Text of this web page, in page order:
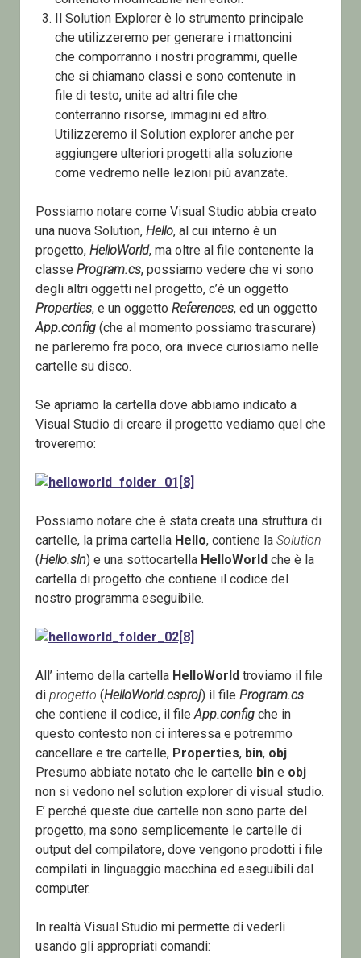
Il Solution Explorer è lo strumento principale
che utilizzeremo per generare i mattoncini
che comporranno i nostri programmi, quelle
che si chiamano classi e sono contenute in
file di testo, unite ad altri file che
conterranno risorse, immagini ed altro.
Utilizzeremo il Solution explorer anche per
aggiungere ulteriori progetti alla soluzione
come vedremo nelle lezioni più avanzate.
Possiamo notare come Visual Studio abbia creato
una nuova Solution, Hello, al cui interno è un
progetto, HelloWorld, ma oltre al file contenente la
classe Program.cs, possiamo vedere che vi sono
degli altri oggetti nel progetto, c’è un oggetto
Properties, e un oggetto References, ed un oggetto
App.config(che al momento possiamo trascurare)
ne parleremo fra poco, ora invece curiosiamo nelle
cartelle su disco.
Se apriamo la cartella dove abbiamo indicato a
Visual Studio di creare il progetto vediamo quel che
troveremo:
Possiamo notare che è stata creata una struttura di
cartelle, la prima cartella Hello, contiene la Solution
(Hello.sln) e una sottocartella HelloWorld che è la
cartella di progetto che contiene il codice del
nostro programma eseguibile.
All’ interno della cartella HelloWorld troviamo il file
di progetto (HelloWorld.csproj) il file Program.cs
che contiene il codice, il fileApp.configche in
questo contesto non ci interessa e potremmo
cancellare e tre cartelle, Properties, bin, obj.
Presumo abbiate notato che le cartelle bine obj
non si vedono nel solution explorer di visual studio.
E’ perché queste due cartelle non sono parte del
progetto, ma sono semplicemente le cartelle di
output del compilatore, dove vengono prodotti i file
compilati in linguaggio macchina ed eseguibili dal
computer.
In realtà Visual Studio mi permette di vederli
usando gli appropriati comandi: